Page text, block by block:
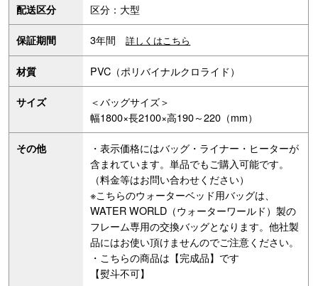
配送区分 区分：大型
保証期間 3年間詳しくはこちら
材質 PVC（ポリバイナルクロライド）
サイズ
＜バッグサイズ＞
幅1800×長2100×高190～220（mm）
その他
・表示価格にはバッグ・ライナー・ヒーターが
含まれています。単品でもご購入可能です。
（料金等はお問い合わせください）
※こちらのウォーターベッド用バッグは、
WATER WORLD（ウォーターワールド）製の
フレーム専用の交換バッグとなります。他社製
品にはお使い頂けませんのでご注意ください。
・こちらの商品は【完成品】です
【熨斗不可】